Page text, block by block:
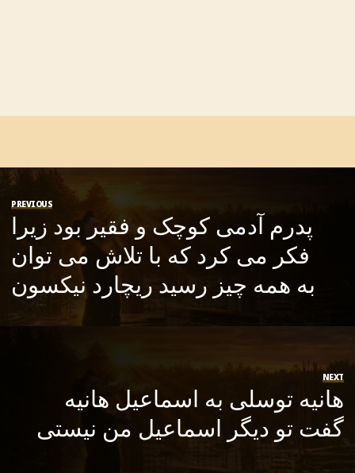
PREVIOUS
پدرم آدمی کوچک و فقیر بود زیرا
فکر می کرد که با تلاش می توان
به همه چیز رسید ریچارد نیکسون
NEXT
هانیه توسلی به اسماعیل هانیه
گفت تو دیگر اسماعیل من نیستی